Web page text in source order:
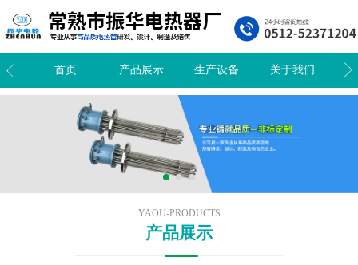
首页 产品展示 生产设备 关于我们
YAOU-PRODUCTS
产品展示